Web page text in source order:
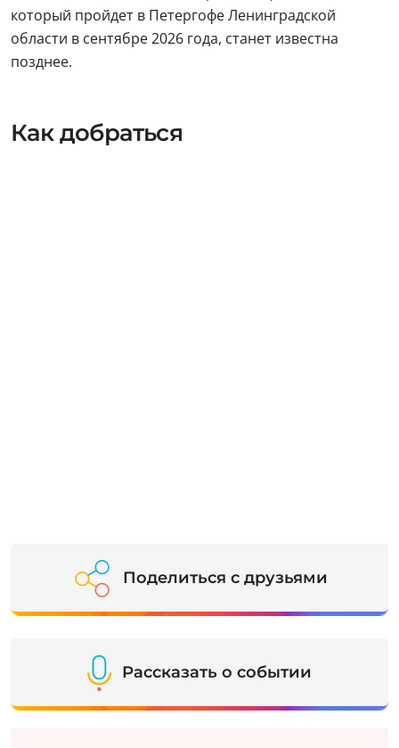
который пройдет в Петергофе Ленинградской
области в сентябре 2026 года, станет известна
позднее.
Как добраться
Поделиться с друзьями
Рассказать о событии